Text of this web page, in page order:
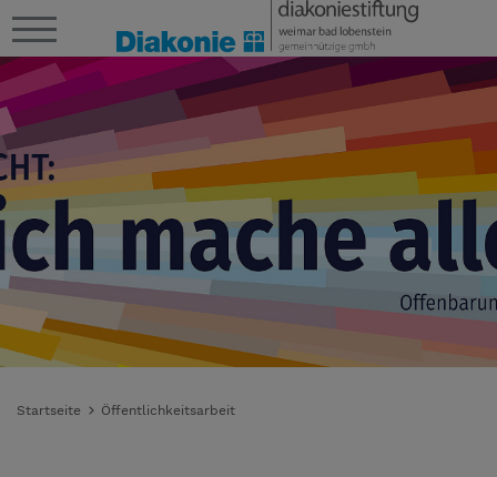
Startseite Öffentlichkeitsarbeit